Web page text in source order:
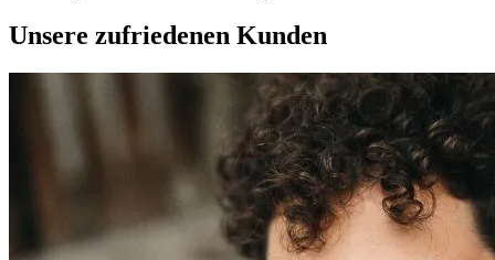
Unsere zufriedenen Kunden